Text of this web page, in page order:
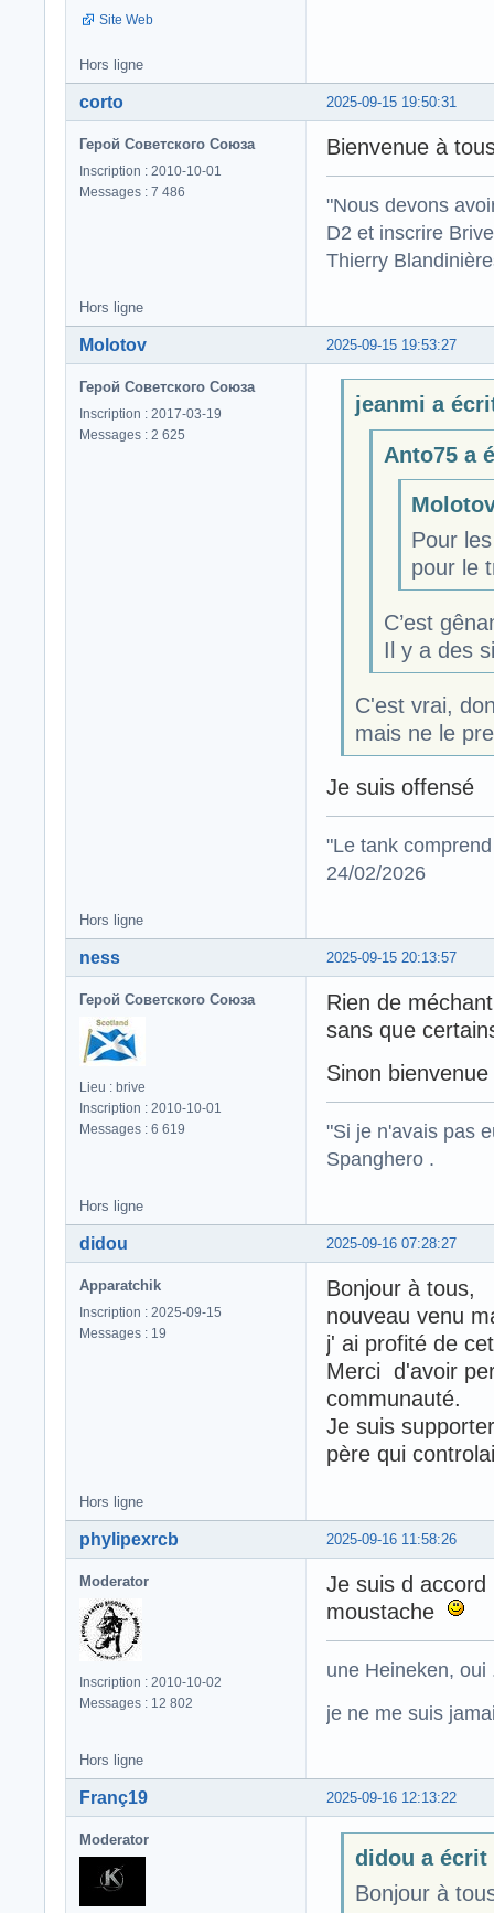
Site Web
Hors ligne
2025-09-15 19:50:31
corto
Герой Советского Союза
Inscription : 2010-10-01
Messages : 7 486
Bienvenue à
"Nous devons
D2 et inscrire
Thierry
Hors ligne
2025-09-15 19:53:27
Molotov
Герой Советского Союза
Inscription : 2017-03-19
Messages : 2 625
jeanmi a
Anto75 a
Pour
pour le
C’est
Il y a des
C'est vrai,
mais ne le
Je suis offensé
"Le tank
24/02/2026
Hors ligne
2025-09-15 20:13:57
ness
Герой Советского Союза
Lieu : brive
Inscription : 2010-10-01
Messages : 6 619
Rien de
sans que
Sinon
"Si je n'avais pas
Spanghero .
Hors ligne
2025-09-16 07:28:27
didou
Apparatchik
Inscription : 2025-09-15
Messages : 19
Bonjour à tous,
nouveau venu
j' ai profité de
Merci d'avoir
communauté.
Je suis
père qui
Hors ligne
2025-09-16 11:58:26
phylipexrcb
Moderator
Inscription : 2010-10-02
Messages : 12 802
Je suis d accord
moustache
une Heineken,
je ne me suis
Hors ligne
2025-09-16 12:13:22
Franç19
Moderator
didou a écrit
Bonjour à